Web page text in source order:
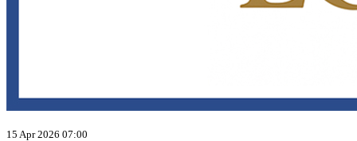
15 Apr 2026 07:00